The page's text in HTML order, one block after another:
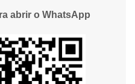
abrir o WhatsApp